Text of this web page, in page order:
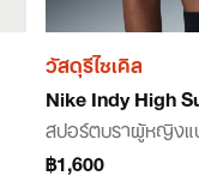
วัสดุรีไซเคิล
Nike Indy High
สปอร์ตบราผู้หญิงแ
฿1,600